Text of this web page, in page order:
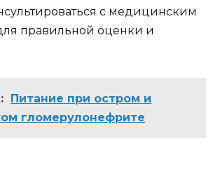
с медицинским
правильной оценки и
Питание при остром и
гломерулонефрите